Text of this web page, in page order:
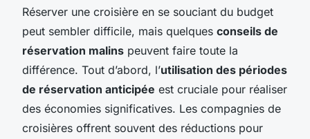
Réserver une croisière en se souciant du budget
peut sembler difficile, mais quelques conseils de
réservation malins peuvent faire toute la
différence. Tout d’abord, l’utilisation des périodes
de réservation anticipée est cruciale pour réaliser
des économies significatives. Les compagnies de
croisières offrent souvent des réductions pour